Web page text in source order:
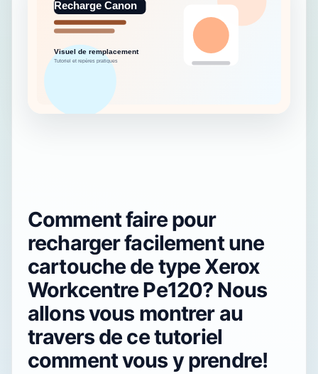
Comment faire pour
recharger facilement une
cartouche de type Xerox
Workcentre Pe120? Nous
allons vous montrer au
travers de ce tutoriel
comment vous y prendre!